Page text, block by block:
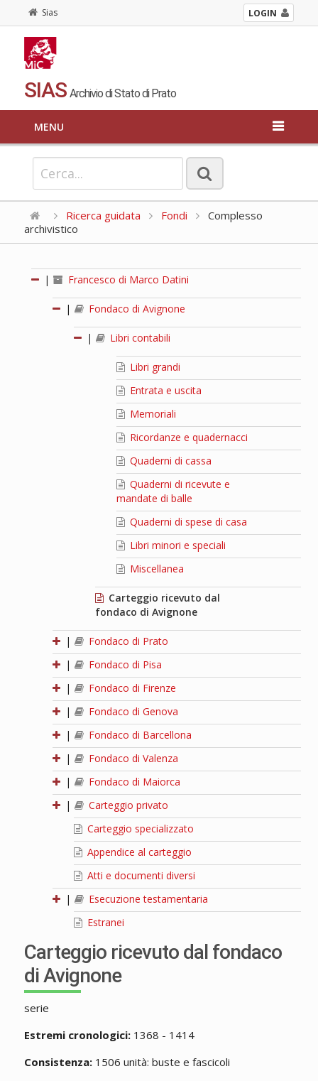
Sias LOGIN
SIAS Archivio di Stato di Prato
MENU
Ricerca guidata Fondi
Complesso
archivistico
| Francesco di Marco Datini
| Fondaco di Avignone
| Libri contabili
Libri grandi
Entrata e uscita
Memoriali
Ricordanze e quadernacci
Quaderni di cassa
Quaderni di ricevute e
mandate di balle
Quaderni di spese di casa
Libri minori e speciali
Miscellanea
Carteggio ricevuto dal
fondaco di Avignone
|
Fondaco di Prato
|
Fondaco di Pisa
|
Fondaco di Firenze
|
Fondaco di Genova
|
Fondaco di Barcellona
|
Fondaco di Valenza
|
Fondaco di Maiorca
|
Carteggio privato
Carteggio specializzato
Appendice al carteggio
Atti e documenti diversi
|
Esecuzione testamentaria
Estranei
Carteggio ricevuto dal fondaco
di Avignone
serie
Estremi cronologici:1368 - 1414
Consistenza:1506 unità: buste e fascicoli